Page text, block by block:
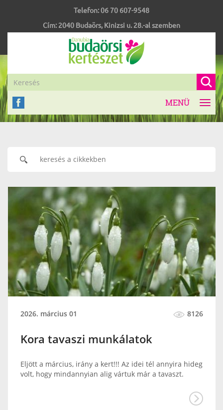
Telefon:06 70 607-9548
Cím: 2040 Budaörs, Kinizsi u. 28.-al szemben
MENÜ
2026. március 01 8126
Kora tavaszi munkálatok
Eljött a március, irány a kert!!! Az idei tél annyira hideg
volt, hogy mindannyian alig vártuk már a tavaszt.